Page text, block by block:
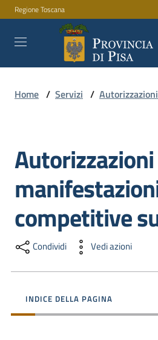
Vai al contenuto
Vai alla navigazione
Vai al footer
Regione Toscana
Amministrazione
Servizi
Novità
Documenti
Home / Servizi /
Salta al contenuto
Autorizzazioni
competitive
Condividi Vedi azioni
INDICE DELLA PAGINA